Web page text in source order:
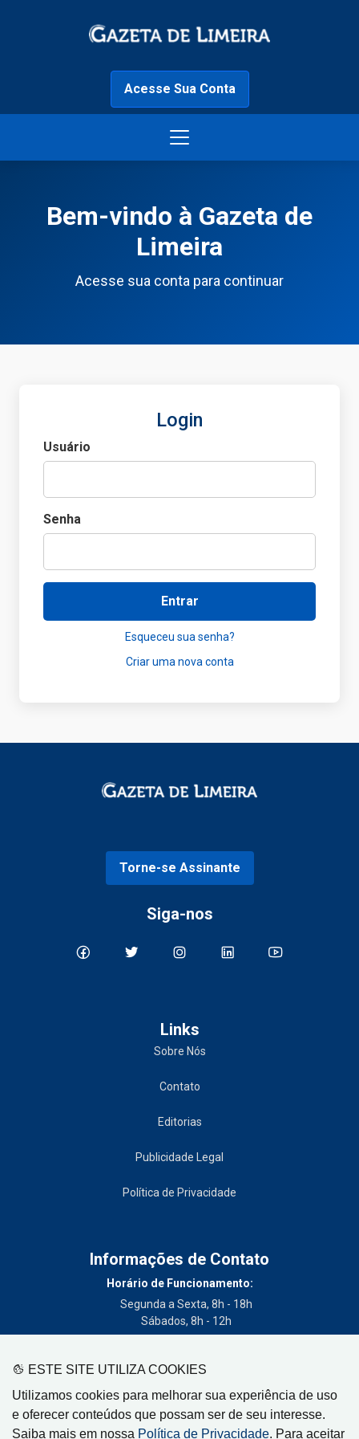
ESTE SITE UTILIZA COOKIES
Utilizamos cookies para melhorar sua experiência de uso
e oferecer conteúdos que possam ser de seu interesse.
Saiba mais em nossa Política de Privacidade. Para aceitar
Acesse Sua Conta
Bem-vindo à Gazeta de
Limeira
Acesse sua conta para continuar
Login
Usuário
Senha
Entrar
Esqueceu sua senha?
Criar uma nova conta
Torne-se Assinante
Siga-nos
Links
Sobre Nós
Contato
Editorias
Publicidade Legal
Política de Privacidade
Informações de Contato
Horário de Funcionamento:
Segunda a Sexta, 8h - 18h
Sábados, 8h - 12h
(19) 3404-3700
Circulação:
Limeira - SP, Artur Nogueira - SP, Cordeirópolis - SP,
Engenheiro Coelho - SP, Iracemápolis - SP